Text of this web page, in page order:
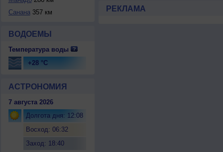
Санана357 км
ВОДОЕМЫ
Температура воды
+28 °C
АСТРОНОМИЯ
7 августа 2026
Долгота дня: 12:08
Восход: 06:32
Заход: 18:40
РЕКЛАМА